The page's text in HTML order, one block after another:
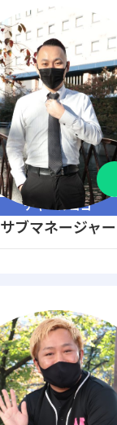
チャペルココ
サブマネージャー